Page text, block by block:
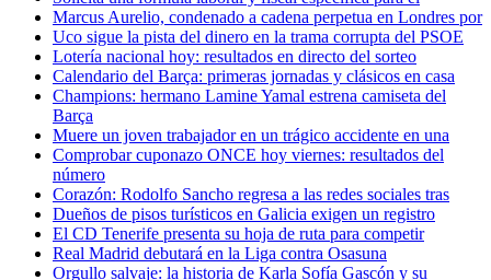
Marcus Aurelio, condenado a cadena perpetua en Londres por
Uco sigue la pista del dinero en la trama corrupta del PSOE
Lotería nacional hoy: resultados en directo del sorteo
Calendario del Barça: primeras jornadas y clásicos en casa
Champions: hermano Lamine Yamal estrena camiseta del
Barça
Muere un joven trabajador en un trágico accidente en una
Comprobar cuponazo ONCE hoy viernes: resultados del
número
Corazón: Rodolfo Sancho regresa a las redes sociales tras
Dueños de pisos turísticos en Galicia exigen un registro
El CD Tenerife presenta su hoja de ruta para competir
Real Madrid debutará en la Liga contra Osasuna
Orgullo salvaje: la historia de Karla Sofía Gascón y su